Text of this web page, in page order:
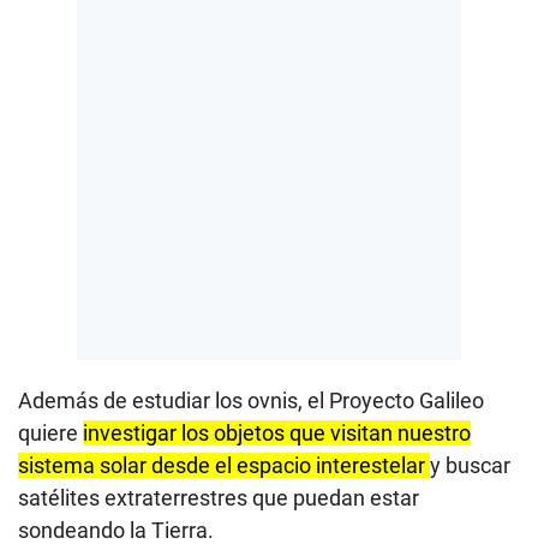
Además de estudiar los ovnis, el Proyecto Galileo
quiere investigar los objetos que visitan nuestro
sistema solar desde el espacio interestelary buscar
satélites extraterrestres que puedan estar
sondeando la Tierra.